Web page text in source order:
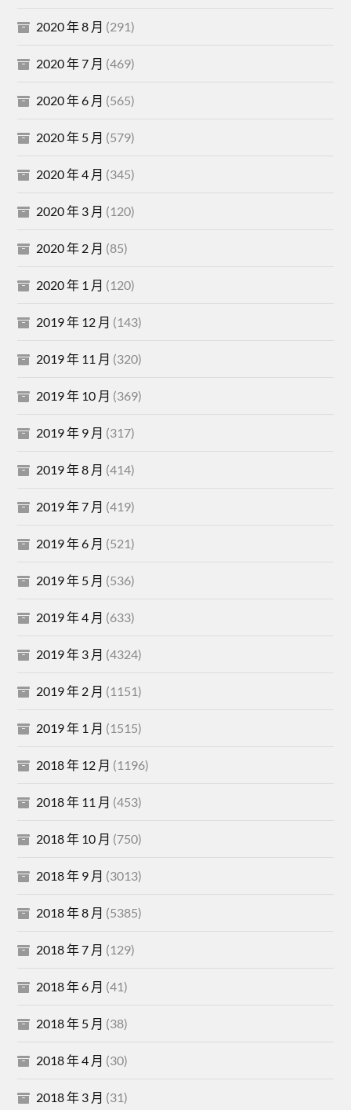
2020 年 8 月 (291)
2020 年 7 月 (469)
2020 年 6 月 (565)
2020 年 5 月 (579)
2020 年 4 月 (345)
2020 年 3 月 (120)
2020 年 2 月 (85)
2020 年 1 月 (120)
2019 年 12 月 (143)
2019 年 11 月 (320)
2019 年 10 月 (369)
2019 年 9 月 (317)
2019 年 8 月 (414)
2019 年 7 月 (419)
2019 年 6 月 (521)
2019 年 5 月 (536)
2019 年 4 月 (633)
2019 年 3 月 (4324)
2019 年 2 月 (1151)
2019 年 1 月 (1515)
2018 年 12 月 (1196)
2018 年 11 月 (453)
2018 年 10 月 (750)
2018 年 9 月 (3013)
2018 年 8 月 (5385)
2018 年 7 月 (129)
2018 年 6 月 (41)
2018 年 5 月 (38)
2018 年 4 月 (30)
2018 年 3 月 (31)